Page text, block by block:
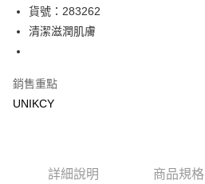
LINE Pay
Apple Pay
貨號：283262
清潔滋潤肌膚
銷售重點
UNIKCY
詳細說明 商品規格